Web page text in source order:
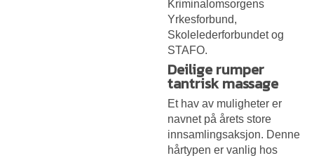
Kriminalomsorgens
Yrkesforbund,
Skolelederforbundet og
STAFO.
Deilige rumper
tantrisk massage
Et hav av muligheter er
navnet på årets store
innsamlingsaksjon. Denne
hårtypen er vanlig hos